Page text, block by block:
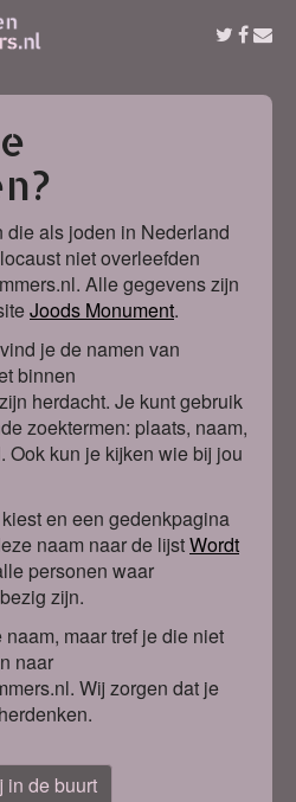
als joden in Nederland
niet overleefden
Alle gegevens zijn
Joods Monument.
je de namen van
binnen
herdacht. Je kunt gebruik
zoektermen: plaats, naam,
Ook kun je kijken wie bij jou
en een gedenkpagina
naam naar de lijstWordt
personen waar
zijn.
maar tref je die niet
naar
Wij zorgen dat je
in de buurt